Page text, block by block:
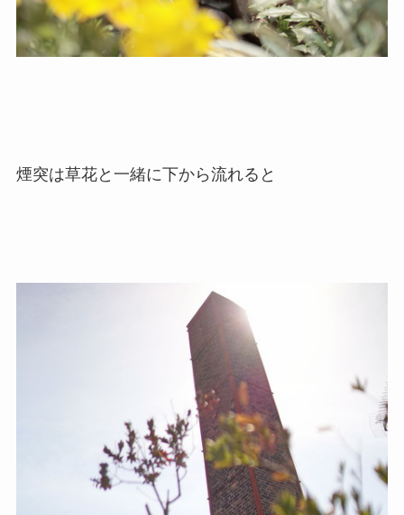
煙突は草花と一緒に下から流れると